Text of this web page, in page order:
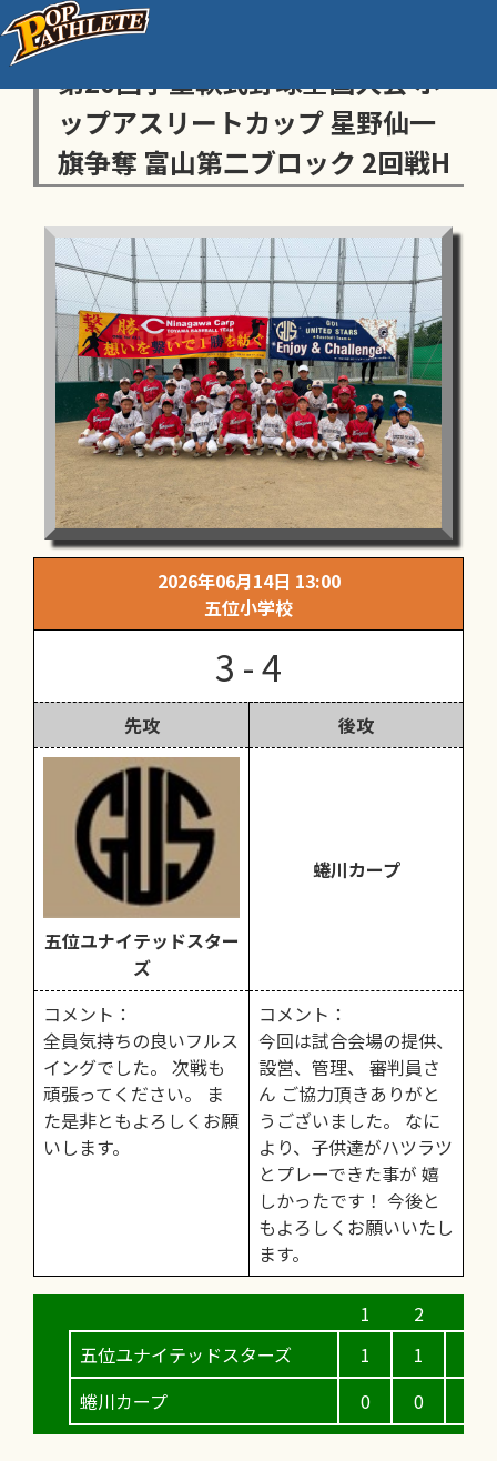
センス・トラストトーナメント
第20回学童軟式野球全国大会 ポ
ップアスリートカップ 星野仙一
旗争奪 富山第二ブロック 2回戦H
2026年06月14日 13:00
五位小学校
3 - 4
先攻 後攻
五位ユナイテッドスター
ズ
蜷川カープ
コメント：
全員気持ちの良いフルス
イングでした。 次戦も
頑張ってください。 ま
た是非ともよろしくお願
いします。
コメント：
今回は試合会場の提供、
設営、管理、 審判員さ
ん ご協力頂きありがと
うございました。 なに
より、子供達がハツラツ
とプレーできた事が 嬉
しかったです！ 今後と
もよろしくお願いいたし
ます。
五位ユナイテッドスターズ
蜷川カープ
1
0
1
0